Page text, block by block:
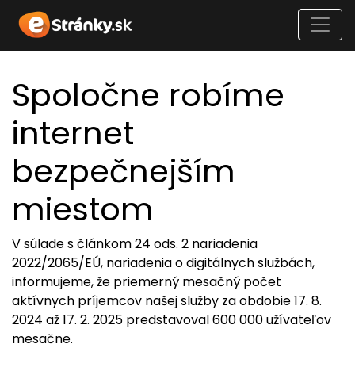
Spoločne robíme
internet
bezpečnejším
miestom
V súlade s článkom 24 ods. 2 nariadenia
2022/2065/EÚ, nariadenia o digitálnych službách,
informujeme, že priemerný mesačný počet
aktívnych príjemcov našej služby za obdobie 17. 8.
2024 až 17. 2. 2025 predstavoval 600 000 užívateľov
mesačne.